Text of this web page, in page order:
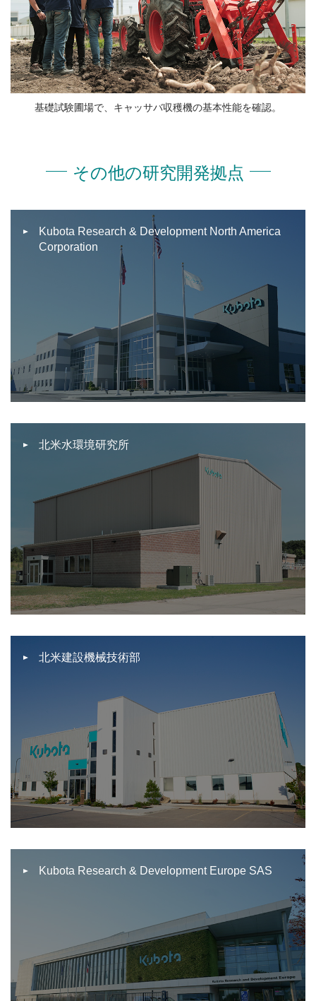
基礎試験圃場で、キャッサバ収穫機の基本性能を確認。
その他の研究開発拠点
Kubota Research & Development North America
Corporation
北米水環境研究所
北米建設機械技術部
Kubota Research & Development Europe SAS